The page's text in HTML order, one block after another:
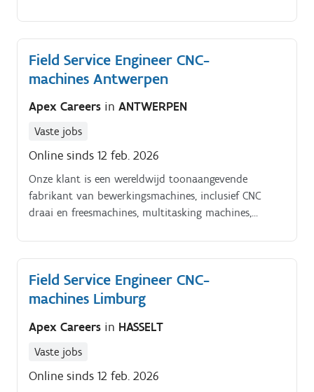
productiesystemen. Het bedrijf werd opgericht in 1919
in Japan en heeft nu productielocaties en
technologiecentra in Japan, de Verenigde Staten, het
Verenigd Koninkrijk, Duitsland, Singapore, China en
Field Service Engineer CNC-
machines Antwerpen
Apex Careers in ANTWERPEN
Vaste jobs
Online sinds 12 feb. 2026
Onze klant is een wereldwijd toonaangevende
fabrikant van bewerkingsmachines, inclusief CNC
draai en freesmachines, multitasking machines,
in Japan en heeft nu productielocaties en
technologiecentra in Japan, de Verenigde Staten, het
Verenigd Koninkrijk, Duitsland, Singapore, China en
Field Service Engineer CNC-
machines Limburg
Apex Careers in HASSELT
Vaste jobs
Online sinds 12 feb. 2026